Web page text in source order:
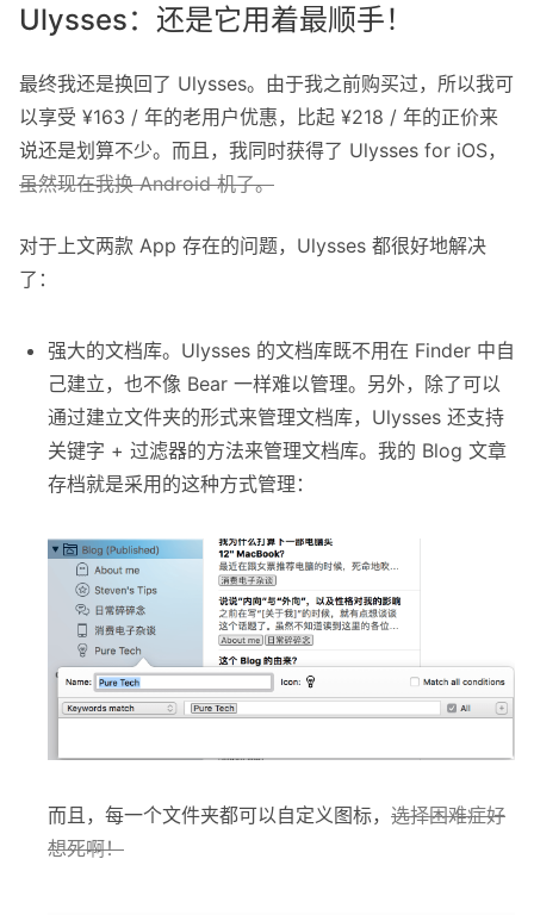
Ulysses：还是它用着最顺手！
最终我还是换回了 Ulysses。由于我之前购买过，所以我可
以享受 ¥163 / 年的老用户优惠，比起 ¥218 / 年的正价来
说还是划算不少。而且，我同时获得了 Ulysses for iOS，
虽然现在我换 Android 机了。
对于上文两款 App 存在的问题，Ulysses 都很好地解决
了：
强大的文档库。Ulysses 的文档库既不用在 Finder 中自
己建立，也不像 Bear 一样难以管理。另外，除了可以
通过建立文件夹的形式来管理文档库，Ulysses 还支持
关键字 + 过滤器的方法来管理文档库。我的 Blog 文章
存档就是采用的这种方式管理：
而且，每一个文件夹都可以自定义图标， 选择困难症好
想死啊！